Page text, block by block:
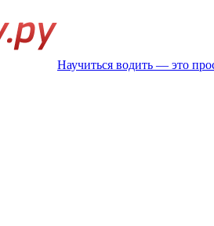
Научиться водить — это